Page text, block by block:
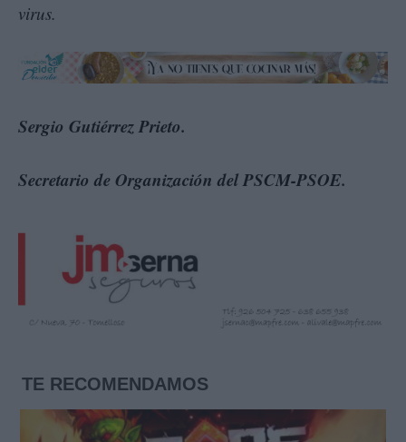
virus.
Sergio Gutiérrez Prieto.
Secretario de Organización del PSCM-PSOE.
TE RECOMENDAMOS